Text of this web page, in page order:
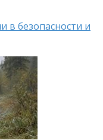
в безопасности и